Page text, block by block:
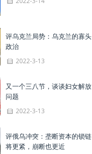
评乌克兰局势：乌克兰的寡头
政治
2022-3-13
又一个三八节，谈谈妇女解放
问题
2022-3-13
评俄乌冲突：垄断资本的锁链
将更紧，崩断也更近